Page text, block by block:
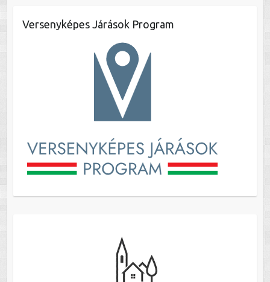
Versenyképes Járások Program